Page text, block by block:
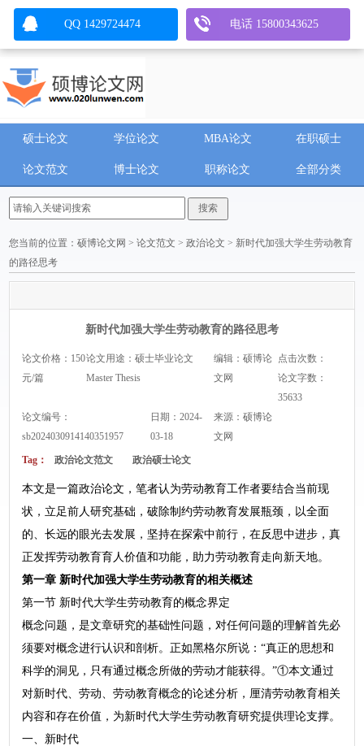
硕士论文 学位论文 MBA论文 在职硕士
论文范文 博士论文 职称论文 全部分类
您当前的位置：硕博论文网 >论文范文 >政治论文 > 新时代加强大学生劳动教育
的路径思考
新时代加强大学生劳动教育的路径思考
论文价格：150
元/篇
论文用途：硕士毕业论文
Master Thesis
编辑：硕博论
文网
点击次数：
论文字数：
35633
论文编号：
sb2024030914140351957
日期：2024-
03-18
来源：硕博论
文网
Tag： 政治论文范文 政治硕士论文
本文是一篇政治论文，笔者认为劳动教育工作者要结合当前现
状，立足前人研究基础，破除制约劳动教育发展瓶颈，以全面
的、长远的眼光去发展，坚持在探索中前行，在反思中进步，真
正发挥劳动教育育人价值和功能，助力劳动教育走向新天地。
第一章 新时代加强大学生劳动教育的相关概述
第一节 新时代大学生劳动教育的概念界定
概念问题，是文章研究的基础性问题，对任何问题的理解首先必
须要对概念进行认识和剖析。正如黑格尔所说：“真正的思想和
科学的洞见，只有通过概念所做的劳动才能获得。”①本文通过
对新时代、劳动、劳动教育概念的论述分析，厘清劳动教育相关
内容和存在价值，为新时代大学生劳动教育研究提供理论支撑。
一、新时代
QQ 1429724474 电话 15800343625